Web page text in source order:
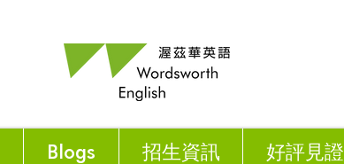
Blogs 招生資訊 好評見證